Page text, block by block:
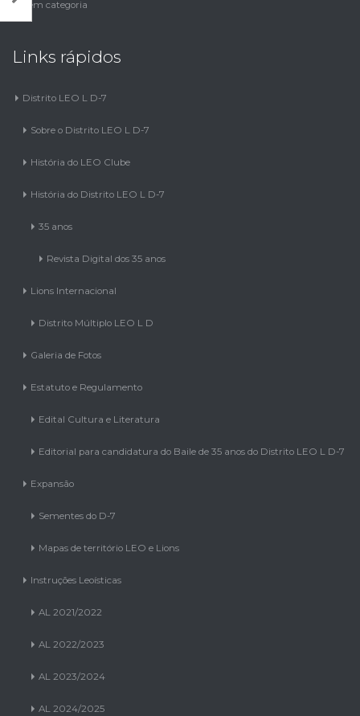
Sem categoria
Links rápidos
Distrito LEO L D-7
Sobre o Distrito LEO L D-7
História do LEO Clube
História do Distrito LEO L D-7
35 anos
Revista Digital dos 35 anos
Lions Internacional
Distrito Múltiplo LEO L D
Galeria de Fotos
Estatuto e Regulamento
Edital Cultura e Literatura
Editorial para candidatura do Baile de 35 anos do Distrito LEO L D-7
Expansão
Sementes do D-7
Mapas de território LEO e Lions
Instruções Leoísticas
AL 2021/2022
AL 2022/2023
AL 2023/2024
AL 2024/2025